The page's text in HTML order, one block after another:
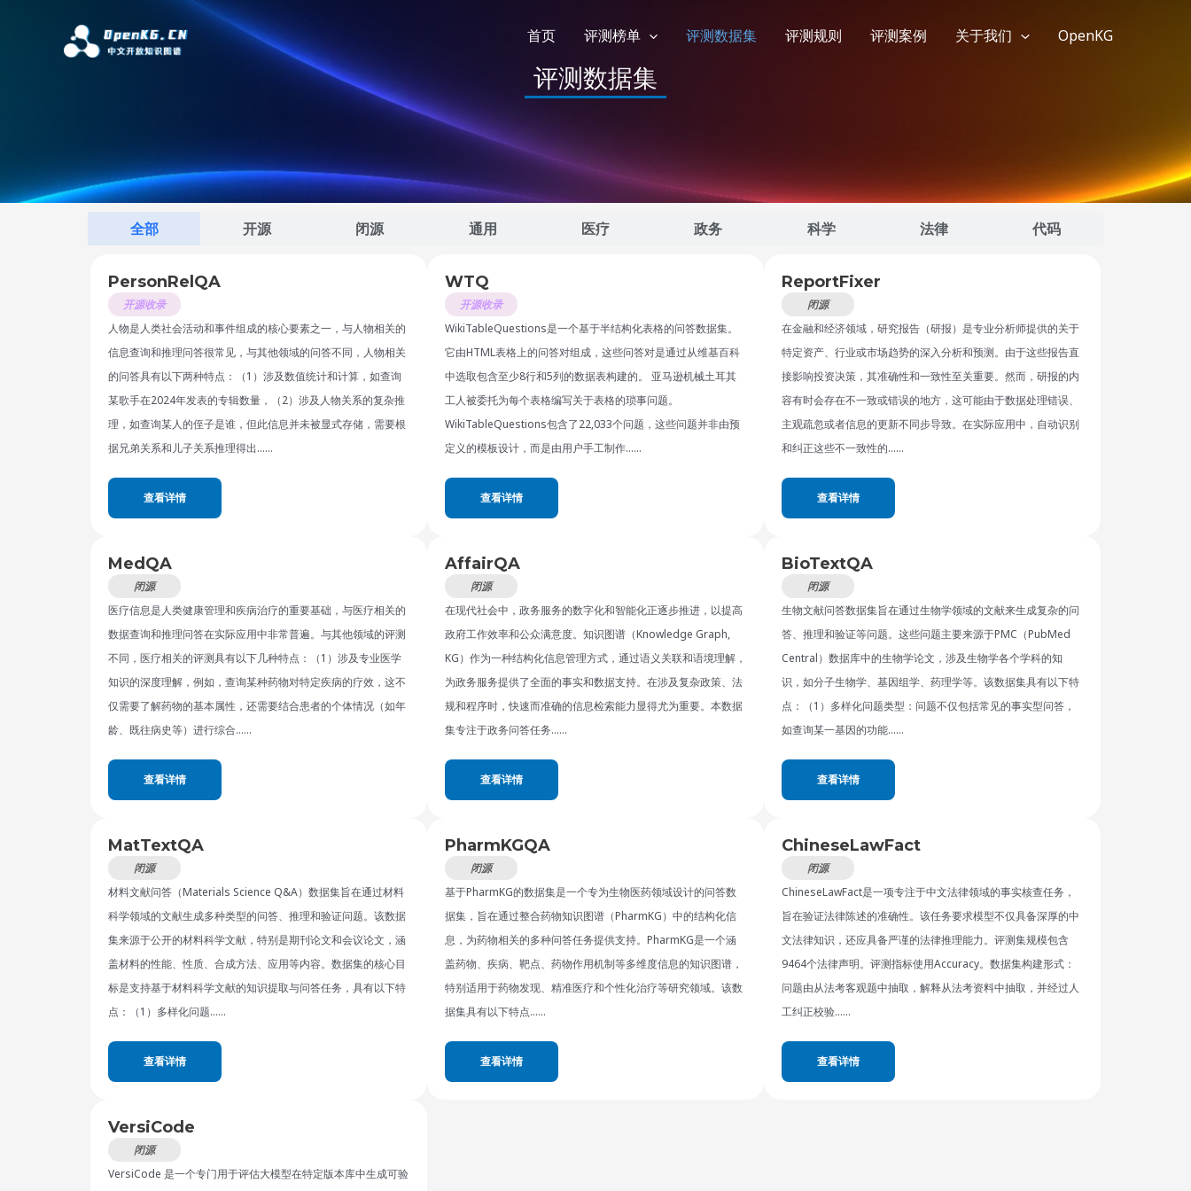
首页 评测榜单 评测数据集 评测规则 评测案例 关于我们 OpenKG
评测数据集
全部 开源 闭源 通用 医疗 政务 科学 法律 代码
PersonRelQA
开源收录
人物是人类社会活动和事件组成的核心要素之一，与人物相关的
信息查询和推理问答很常见，与其他领域的问答不同，人物相关
的问答具有以下两种特点：（1）涉及数值统计和计算，如查询
某歌手在2024年发表的专辑数量，（2）涉及人物关系的复杂推
理，如查询某人的侄子是谁，但此信息并未被显式存储，需要根
据兄弟关系和儿子关系推理得出……
查看详情
WTQ
开源收录
WikiTableQuestions是一个基于半结构化表格的问答数据集。
它由HTML表格上的问答对组成，这些问答对是通过从维基百科
中选取包含至少8行和5列的数据表构建的。 亚马逊机械土耳其
工人被委托为每个表格编写关于表格的琐事问题。
WikiTableQuestions包含了22,033个问题，这些问题并非由预
定义的模板设计，而是由用户手工制作……
查看详情
ReportFixer
闭源
在金融和经济领域，研究报告（研报）是专业分析师提供的关于
特定资产、行业或市场趋势的深入分析和预测。由于这些报告直
接影响投资决策，其准确性和一致性至关重要。然而，研报的内
容有时会存在不一致或错误的地方，这可能由于数据处理错误、
主观疏忽或者信息的更新不同步导致。在实际应用中，自动识别
和纠正这些不一致性的……
查看详情
MedQA
闭源
医疗信息是人类健康管理和疾病治疗的重要基础，与医疗相关的
数据查询和推理问答在实际应用中非常普遍。与其他领域的评测
不同，医疗相关的评测具有以下几种特点：（1）涉及专业医学
知识的深度理解，例如，查询某种药物对特定疾病的疗效，这不
仅需要了解药物的基本属性，还需要结合患者的个体情况（如年
龄、既往病史等）进行综合……
查看详情
AffairQA
闭源
在现代社会中，政务服务的数字化和智能化正逐步推进，以提高
政府工作效率和公众满意度。知识图谱（Knowledge Graph,
KG）作为一种结构化信息管理方式，通过语义关联和语境理解，
为政务服务提供了全面的事实和数据支持。在涉及复杂政策、法
规和程序时，快速而准确的信息检索能力显得尤为重要。本数据
集专注于政务问答任务……
查看详情
BioTextQA
闭源
生物文献问答数据集旨在通过生物学领域的文献来生成复杂的问
答、推理和验证等问题。这些问题主要来源于PMC（PubMed
Central）数据库中的生物学论文，涉及生物学各个学科的知
识，如分子生物学、基因组学、药理学等。该数据集具有以下特
点：（1）多样化问题类型：问题不仅包括常见的事实型问答，
如查询某一基因的功能……
查看详情
MatTextQA
闭源
材料文献问答（Materials Science Q&A）数据集旨在通过材料
科学领域的文献生成多种类型的问答、推理和验证问题。该数据
集来源于公开的材料科学文献，特别是期刊论文和会议论文，涵
盖材料的性能、性质、合成方法、应用等内容。数据集的核心目
标是支持基于材料科学文献的知识提取与问答任务，具有以下特
点：（1）多样化问题……
查看详情
PharmKGQA
闭源
基于PharmKG的数据集是一个专为生物医药领域设计的问答数
据集，旨在通过整合药物知识图谱（PharmKG）中的结构化信
息，为药物相关的多种问答任务提供支持。PharmKG是一个涵
盖药物、疾病、靶点、药物作用机制等多维度信息的知识图谱，
特别适用于药物发现、精准医疗和个性化治疗等研究领域。该数
据集具有以下特点……
查看详情
ChineseLawFact
闭源
ChineseLawFact是一项专注于中文法律领域的事实核查任务，
旨在验证法律陈述的准确性。该任务要求模型不仅具备深厚的中
文法律知识，还应具备严谨的法律推理能力。 评测集规模包含
9464个法律声明。 评测指标使用Accuracy。 数据集构建形式：
问题由从法考客观题中抽取，解释从法考资料中抽取，并经过人
工纠正校验……
查看详情
VersiCode
闭源
VersiCode 是一个专门用于评估大模型在特定版本库中生成可验